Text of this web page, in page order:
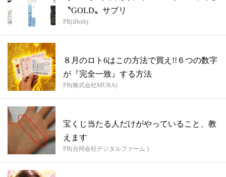
〝GOLD〟サプリ
PR(iHerb)
８月のロト6はこの方法で買え!!６つの数字
が『完全一致』する方法
PR(株式会社MURA)
宝くじ当たる人だけがやっていること、教
えます
PR(合同会社デジタルファーム )